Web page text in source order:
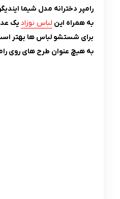
رامپر دخترانه مدل شیما ایندیگو
به همراه این لباس نوزاد یک
برای شستشو لباس ها بهتر است آن ها را با
به هیچ عنوان طرح های روی